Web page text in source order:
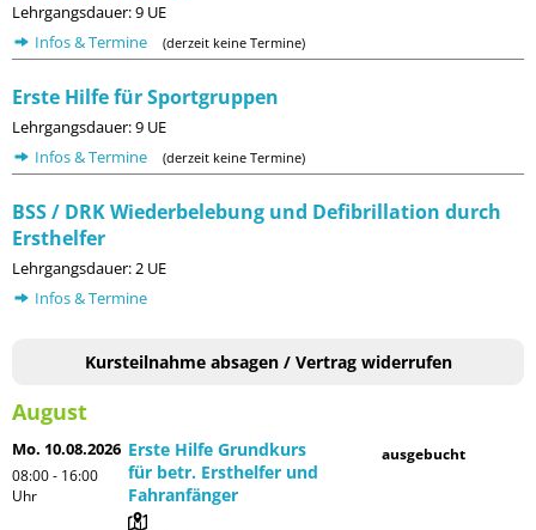
Lehrgangsdauer: 9 UE
Infos & Termine
(derzeit keine Termine)
Erste Hilfe für Sportgruppen
Lehrgangsdauer: 9 UE
Infos & Termine
(derzeit keine Termine)
BSS / DRK Wiederbelebung und Defibrillation durch
Ersthelfer
Lehrgangsdauer: 2 UE
Infos & Termine
Kursteilnahme absagen / Vertrag widerrufen
August
Mo. 10.08.2026
08:00 - 16:00
Uhr
Erste Hilfe Grundkurs
für betr. Ersthelfer und
Fahranfänger
ausgebucht